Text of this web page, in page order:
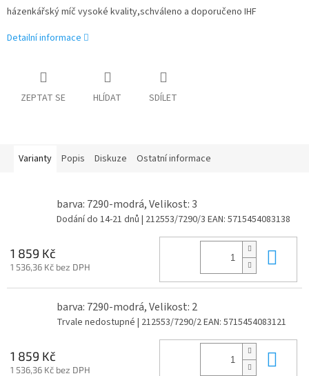
házenkářský míč vysoké kvality,schváleno a doporučeno IHF
Detailní informace
ZEPTAT SE HLÍDAT SDÍLET
Varianty Popis Diskuze Ostatní informace
barva: 7290-modrá, Velikost: 3
Dodání do 14-21 dnů | 212553/7290/3 EAN: 5715454083138
1 859 Kč
1 536,36 Kč bez DPH
barva: 7290-modrá, Velikost: 2
Trvale nedostupné | 212553/7290/2EAN: 5715454083121
1 859 Kč
1 536,36 Kč bez DPH